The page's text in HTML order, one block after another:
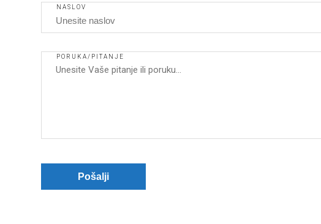
NASLOV
PORUKA/PITANJE